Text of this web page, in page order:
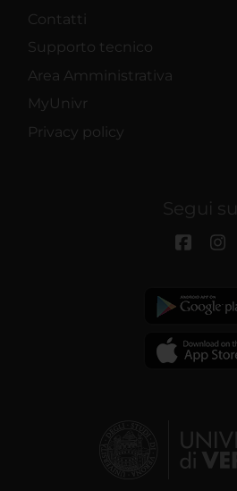
Contatti
Supporto tecnico
Area Amministrativa
MyUnivr
Privacy policy
Segui su